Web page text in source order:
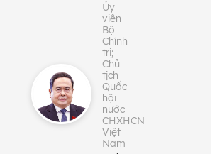
Ủy
viên
Bộ
Chính
trị;
Chủ
tịch
Quốc
hội
nước
CHXHCN
Việt
Nam